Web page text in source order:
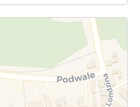
informację o